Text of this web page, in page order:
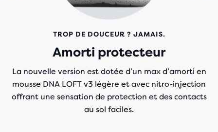
TROP DE DOUCEUR ? JAMAIS.
Amorti protecteur
La nouvelle version est dotée d’un max d’amorti en
mousse DNA LOFT v3 légère et avec nitro-injection
offrant une sensation de protection et des contacts
au sol faciles.